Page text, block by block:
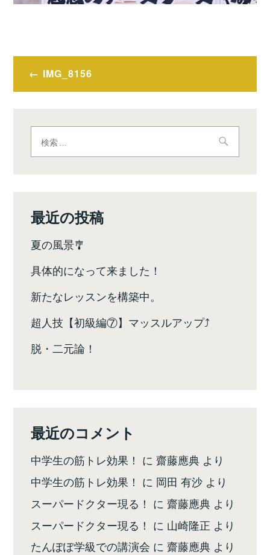
投
稿
ビ
ゲ
ョ
ン
IMG_8156
索:
最近の投稿
夏の風景🎐
具体的になって来ました！
新たなレッスンを構築中。
超人技【初級編⑦】マッスルアップ⤴️
脱・二元論！
最近のコメント
中学生の筋トレ効果！ に齋藤應典 より
中学生の筋トレ効果！ に 岡田 有沙 より
スーパードクター現る！ に齋藤應典 より
スーパードクター現る！ に 山崎隆正 より
たんぽぽ学級での講演会 に齋藤應典 より